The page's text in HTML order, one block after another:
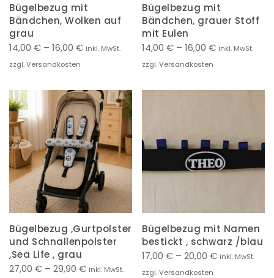
Bügelbezug mit
Bändchen, Wolken auf
grau
14,00 € – 16,00 € inkl. MwSt.
zzgl. Versandkosten
Bügelbezug mit
Bändchen, grauer Stoff
mit Eulen
14,00 € – 16,00 € inkl. MwSt.
zzgl. Versandkosten
Bügelbezug ,Gurtpolster
und Schnallenpolster
,Sea Life , grau
27,00 € – 29,90 € inkl. MwSt.
Bügelbezug mit Namen
bestickt , schwarz /blau
17,00 € – 20,00 € inkl. MwSt.
zzgl. Versandkosten